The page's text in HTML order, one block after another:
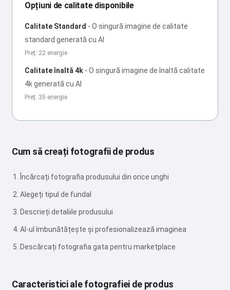
Opțiuni de calitate disponibile
Calitate Standard - O singură imagine de calitate
standard generată cu AI
Preț: 22 energie
Calitate înaltă 4k - O singură imagine de înaltă calitate
4k generată cu AI
Preț: 35 energie
Cum să creați fotografii de produs
Încărcați fotografia produsului din orice unghi
Alegeți tipul de fundal
Descrieți detaliile produsului
AI-ul îmbunătățește și profesionalizează imaginea
Descărcați fotografia gata pentru marketplace
Caracteristici ale fotografiei de produs